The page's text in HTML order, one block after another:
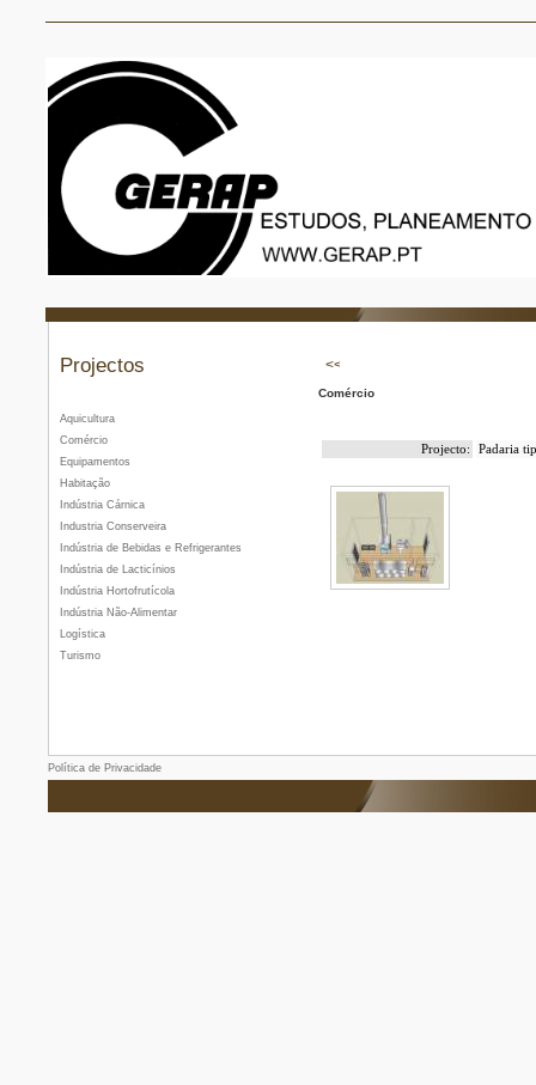
Projectos
Aquicultura
Comércio
Equipamentos
Habitação
Indústria Cárnica
Industria Conserveira
Indústria de Bebidas e Refrigerantes
Indústria de Lacticínios
Indústria Hortofrutícola
Indústria Não-Alimentar
Logística
Turismo
Comércio
Projecto: Padaria
Política de Privacidade